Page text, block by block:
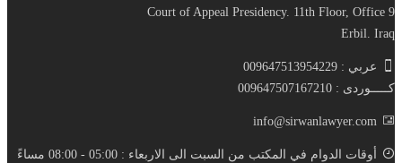
Court of Appeal Presidency. 11th Floor, Office 9
Erbil. Iraq
عربي : 009647513954229
كـــــوردى : 009647507167210
info@sirwanlawyer.com
أوقات الدوام في المكتب من السبت الى الاربعاء : 05:00 - 08:00 مساءً